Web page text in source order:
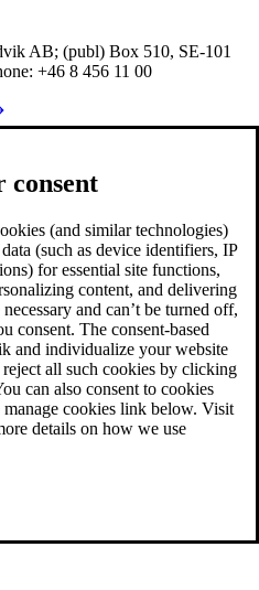
AB; (publ) Box 510, SE-101
+46 8 456 11 00
consent
(and similar technologies)
(such as device identifiers, IP
for essential site functions,
content, and delivering
and can’t be turned off,
consent. The consent-based
and individualize your website
all such cookies by clicking
can also consent to cookies
manage cookies link below. Visit
details on how we use